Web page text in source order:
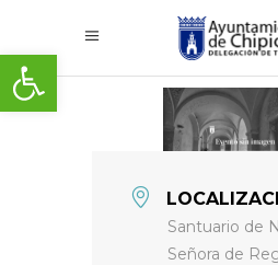
Abrir barra de herramientas
Santuario de
Señora de